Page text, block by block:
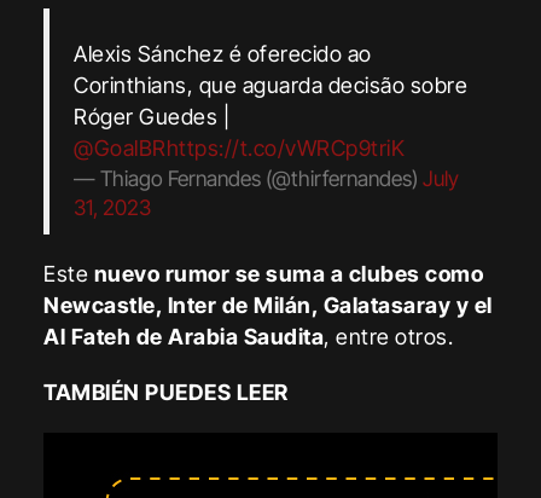
Alexis Sánchez é oferecido ao
Corinthians, que aguarda decisão sobre
Róger Guedes |
@GoalBRhttps://t.co/vWRCp9triK
— Thiago Fernandes (@thirfernandes)July
31, 2023
Este nuevo rumor se suma a clubes como
Newcastle, Inter de Milán, Galatasaray y el
Al Fateh de Arabia Saudita, entre otros.
TAMBIÉN PUEDES LEER